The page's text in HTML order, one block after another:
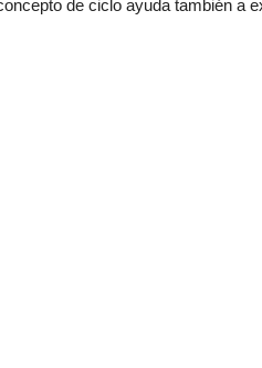
de ciclo ayuda también a